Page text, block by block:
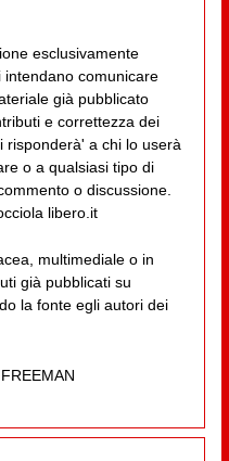
esclusivamente
comunicare
già pubblicato
e correttezza dei
risponderà' a chi lo userà
o a qualsiasi tipo di
o discussione.
libero.it
multimediale o in
già pubblicati su
la fonte egli autori dei